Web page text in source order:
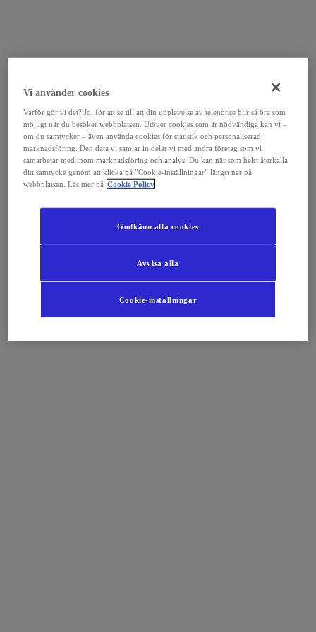
Vi använder cookies
Varför gör vi det? Jo, för att se till att din upplevelse av telenor.se blir så bra som
möjligt när du besöker webbplatsen. Utöver cookies som är nödvändiga kan vi –
om du samtycker – även använda cookies för statistik och personaliserad
marknadsföring. Den data vi samlar in delar vi med andra företag som vi
samarbetar med inom marknadsföring och analys. Du kan när som helst återkalla
ditt samtycke genom att klicka på ”Cookie-inställningar” längst ner på
webbplatsen. Läs mer på Cookie Policy
Cookie-inställningar
Avvisa alla
Godkänn alla cookies